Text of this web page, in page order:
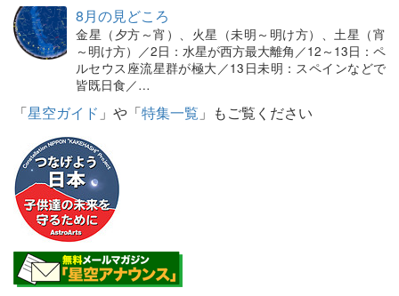
8月の見どころ
金星（夕方～宵）、火星（未明～明け方）、土星（宵
～明け方）／2日：水星が西方最大離角／12～13日：ペ
ルセウス座流星群が極大／13日未明：スペインなどで
皆既日食／…
「星空ガイド 」や「特集一覧 」もご覧ください